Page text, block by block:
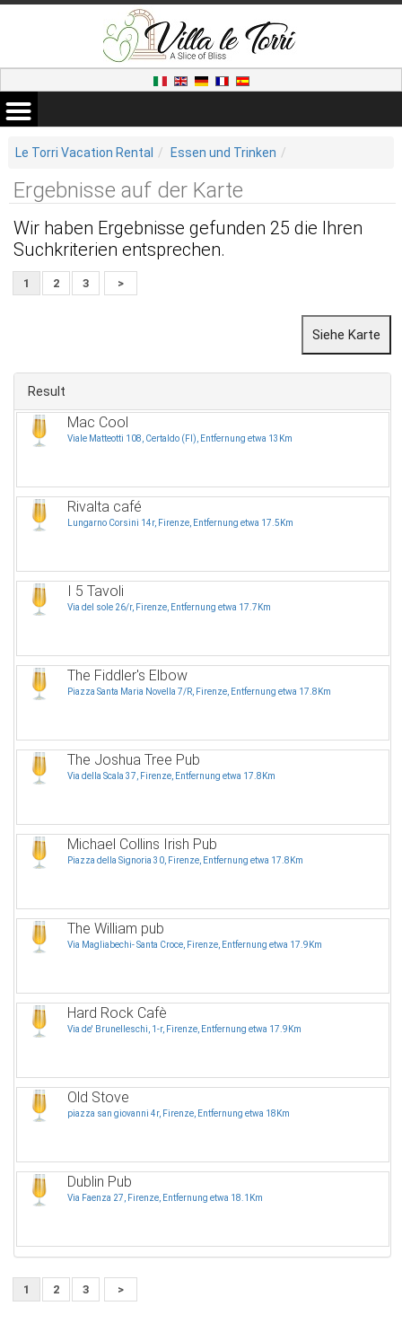
Le Torri Vacation Rental Essen und Trinken
Ergebnisse auf der Karte
Wir haben Ergebnisse gefunden 25 die Ihren
Suchkriterien entsprechen.
1 2 3 >
Result
Mac Cool
Viale Matteotti 108, Certaldo (FI), Entfernung etwa 13Km
Rivalta café
Lungarno Corsini 14r, Firenze, Entfernung etwa 17.5Km
I 5 Tavoli
Via del sole 26/r, Firenze, Entfernung etwa 17.7Km
The Fiddler's Elbow
Piazza Santa Maria Novella 7/R, Firenze, Entfernung etwa 17.8Km
The Joshua Tree Pub
Via della Scala 37, Firenze, Entfernung etwa 17.8Km
Michael Collins Irish Pub
Piazza della Signoria 30, Firenze, Entfernung etwa 17.8Km
The William pub
Via Magliabechi- Santa Croce, Firenze, Entfernung etwa 17.9Km
Hard Rock Cafè
Via de' Brunelleschi, 1-r, Firenze, Entfernung etwa 17.9Km
Old Stove
piazza san giovanni 4r, Firenze, Entfernung etwa 18Km
Dublin Pub
Via Faenza 27, Firenze, Entfernung etwa 18.1Km
1 2 3 >